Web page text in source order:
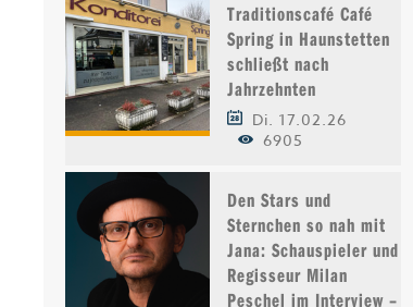
Traditionscafé Café
Spring in Haunstetten
schließt nach
Jahrzehnten
Di. 17.02.26
6905
Den Stars und
Sternchen so nah mit
Jana: Schauspieler und
Regisseur Milan
Peschel im Interview –